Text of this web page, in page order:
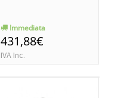
Immediata
431,88€
IVA Inc.